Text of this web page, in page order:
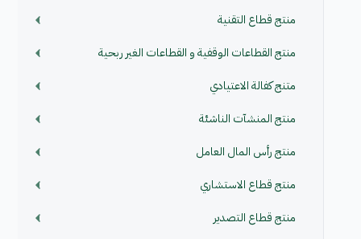
منتج قطاع التقنية
منتج القطاعات الوقفية و القطاعات الغير ربحية
متنج كفالة الاعتيادي
منتج المنشآت الناشئة
منتج رأس المال العامل
منتج قطاع الاستشاري
منتج قطاع التصدير